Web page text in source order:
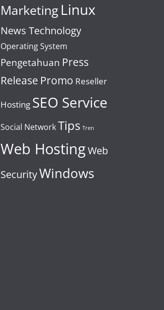
Marketing Linux
News Technology
Operating System
Pengetahuan Press
Release Promo Reseller
Hosting SEO Service
Social NetworkTips Tren
Web HostingWeb
SecurityWindows